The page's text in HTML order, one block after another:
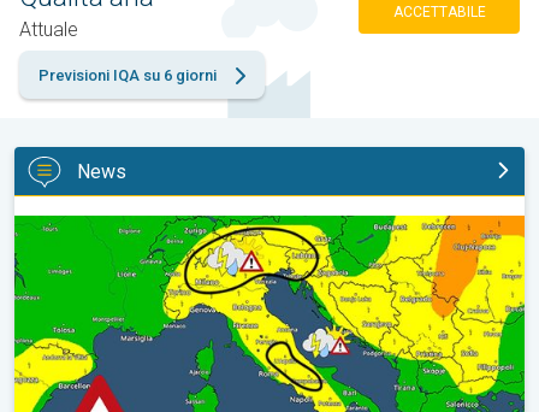
Attuale
ACCETTABILE
Previsioni IQA su 6 giorni
News
Esplodono i temporali di calore tra venerdì e sabato.